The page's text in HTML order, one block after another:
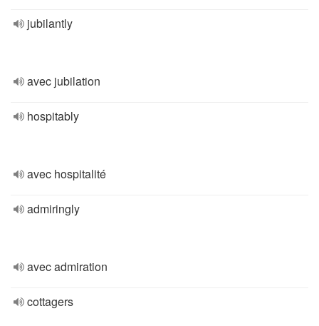
jubilantly
avec jubilation
hospitably
avec hospitalité
admiringly
avec admiration
cottagers